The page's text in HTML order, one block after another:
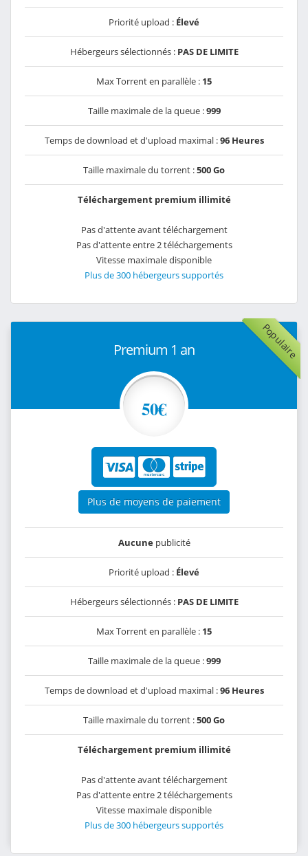
Priorité upload : Élevé
Hébergeurs sélectionnés : PAS DE LIMITE
Max Torrent en parallèle : 15
Taille maximale de la queue :999
Temps de download et d'upload maximal :96 Heures
Taille maximale du torrent :500 Go
Téléchargement premium illimité
Pas d'attente avant téléchargement
Pas d'attente entre 2 téléchargements
Vitesse maximale disponible
Plus de 300 hébergeurs supportés
Populaire
Premium 1 an
50€
Plus de moyens de paiement
Aucunepublicité
Priorité upload : Élevé
Hébergeurs sélectionnés : PAS DE LIMITE
Max Torrent en parallèle : 15
Taille maximale de la queue :999
Temps de download et d'upload maximal :96 Heures
Taille maximale du torrent :500 Go
Téléchargement premium illimité
Pas d'attente avant téléchargement
Pas d'attente entre 2 téléchargements
Vitesse maximale disponible
Plus de 300 hébergeurs supportés